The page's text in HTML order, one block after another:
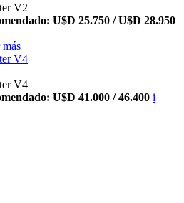
V2
U$D 25.750 / U$D 28.950
V4
V4
U$D 41.000 / 46.400 i